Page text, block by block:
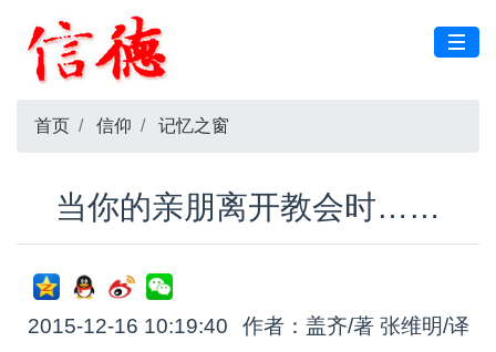
首页 信仰 记忆之窗
当你的亲朋离开教会时……
2015-12-16 10:19:40 作者：盖齐/著 张维明/译